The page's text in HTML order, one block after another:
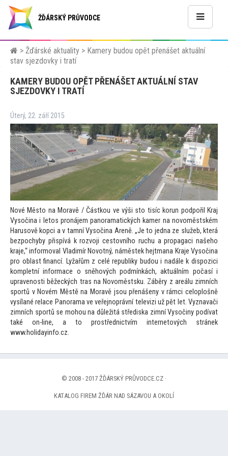
ŽĎÁRSKÝ PRŮVODCE
> Žďárské aktuality > Kamery budou opět přenášet aktuální
stav sjezdovky i tratí
KAMERY BUDOU OPĚT PŘENÁŠET AKTUÁLNÍ STAV
SJEZDOVKY I TRATÍ
Úterý, 22. září 2015
Nové Město na Moravě / Částkou ve výši sto tisíc korun podpořil Kraj
Vysočina i letos pronájem panoramatických kamer na novoměstském
Harusově kopci a v tamní Vysočina Areně. „Jeto jedna ze služeb, která
bezpochyby přispívá k rozvoji cestovního ruchu a propagaci našeho
kraje,“ informoval Vladimír Novotný, náměstek hejtmana Kraje Vysočina
pro oblast financí. Lyžařům z celé republiky budou i nadále k dispozici
kompletní informace o sněhových podmínkách, aktuálním počasí i
upravenosti běžeckých tras na Novoměstsku. Záběry z areálu zimních
sportů v Novém Městě na Moravě jsou přenášeny v rámci celoplošně
vysílané relace Panorama ve veřejnoprávní televizi už pět let. Vyznavači
zimních sportů se mohou na důležitá střediska zimní Vysočiny podívat
také on-line, a to prostřednictvím internetových stránek
www.holidayinfo.cz.
© 2008 - 2017 ŽĎÁRSKÝ PRŮVODCE.CZ ·
KATALOG FIREM ŽĎÁR NAD SÁZAVOU A OKOLÍ